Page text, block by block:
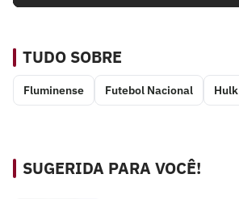
TUDO SOBRE
Fluminense Futebol Nacional Hulk
SUGERIDA PARA VOCÊ!